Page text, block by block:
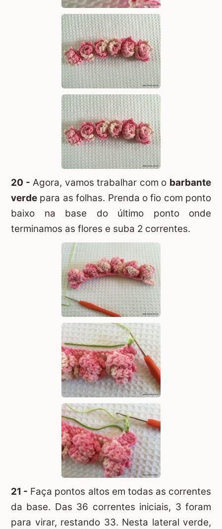
20 - Agora, vamos trabalhar com o barbante
verde para as folhas. Prenda o fio com ponto
baixo na base do último ponto onde
terminamos as flores e suba 2 correntes.
21 - Faça pontos altos em todas as correntes
da base. Das 36 correntes iniciais, 3 foram
para virar, restando 33. Nesta lateral verde,